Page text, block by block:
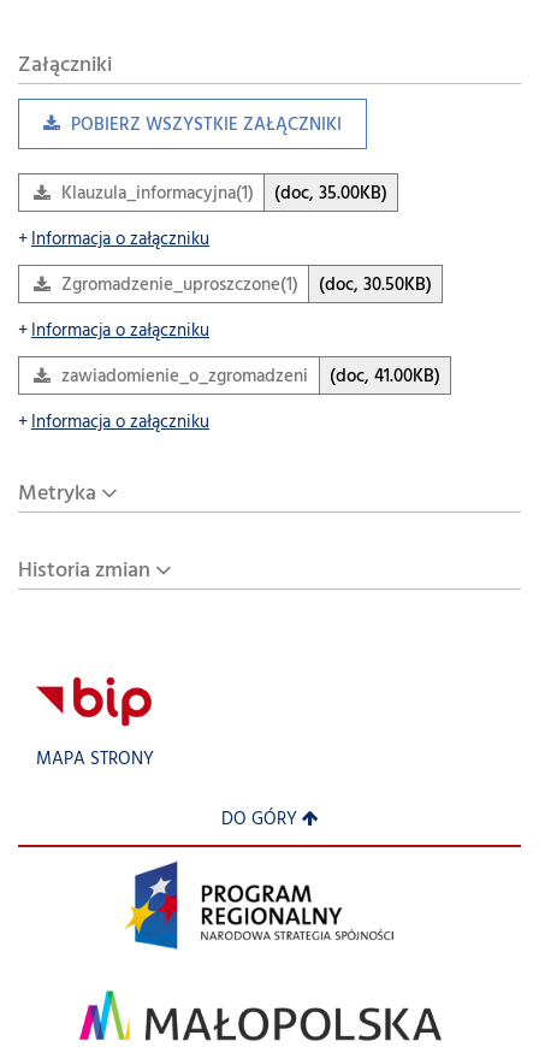
Załączniki
POBIERZ WSZYSTKIE ZAŁĄCZNIKI
Klauzula_informacyjna(1)
(doc, 35.00KB)
Informacja o załączniku
Zgromadzenie_uproszczone(1)
(doc, 30.50KB)
Informacja o załączniku
zawiadomienie_o_zgromadzeniu_publicznym(1)
(doc, 41.00KB)
Informacja o załączniku
Metryka
Historia zmian
MAPA STRONY
DO GÓRY